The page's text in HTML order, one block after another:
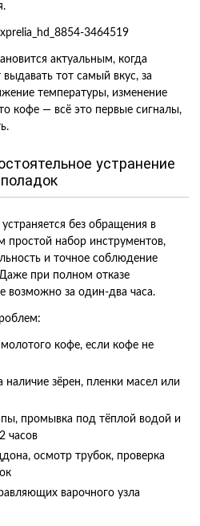
актуальным, когда
тот самый вкус, за
температуры, изменение
кофе — всё это первые сигналы,
устранение
без обращения в
простой набор инструментов,
и точное соблюдение
при полном отказе
возможно за один-два часа.
кофе, если кофе не
зёрен, пленки масел или
промывка под тёплой водой и
часов
осмотр трубок, проверка
варочного узла